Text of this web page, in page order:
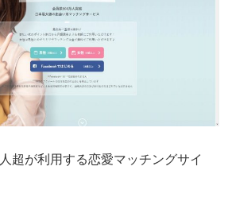
超が利用する恋愛マッチングサイ